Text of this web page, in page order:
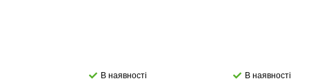
В наявності В наявності